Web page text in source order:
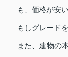
も、価格が安
もしグレード
また、建物の